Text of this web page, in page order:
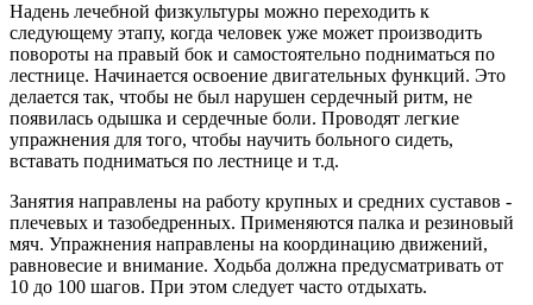
Надень лечебной физкультуры можно переходить к
следующему этапу, когда человек уже может производить
повороты на правый бок и самостоятельно подниматься по
лестнице. Начинается освоение двигательных функций. Это
делается так, чтобы не был нарушен сердечный ритм, не
появилась одышка и сердечные боли. Проводят легкие
упражнения для того, чтобы научить больного сидеть,
вставать подниматься по лестнице и т.д.
Занятия направлены на работу крупных и средних суставов -
плечевых и тазобедренных. Применяются палка и резиновый
мяч. Упражнения направлены на координацию движений,
равновесие и внимание. Ходьба должна предусматривать от
10 до 100 шагов. При этом следует часто отдыхать.